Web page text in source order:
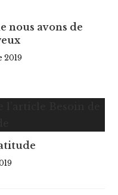
nous avons de
2019